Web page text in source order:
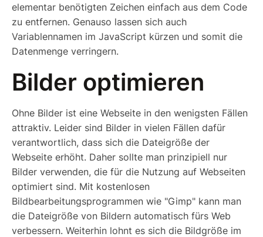
elementar benötigten Zeichen einfach aus dem Code
zu entfernen. Genauso lassen sich auch
Variablennamen im JavaScript kürzen und somit die
Datenmenge verringern.
Bilder optimieren
Ohne Bilder ist eine Webseite in den wenigsten Fällen
attraktiv. Leider sind Bilder in vielen Fällen dafür
verantwortlich, dass sich die Dateigröße der
Webseite erhöht. Daher sollte man prinzipiell nur
Bilder verwenden, die für die Nutzung auf Webseiten
optimiert sind. Mit kostenlosen
Bildbearbeitungsprogrammen wie "Gimp" kann man
die Dateigröße von Bildern automatisch fürs Web
verbessern. Weiterhin lohnt es sich die Bildgröße im